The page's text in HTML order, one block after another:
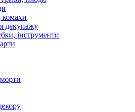
декупажу
інструменти